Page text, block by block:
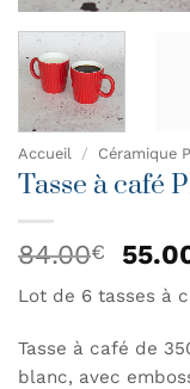
Accueil / Céramique
Tasse à café
84.00€
Le
prix
était :
Lot de 6 tasses à
Tasse à café de
blanc, avec